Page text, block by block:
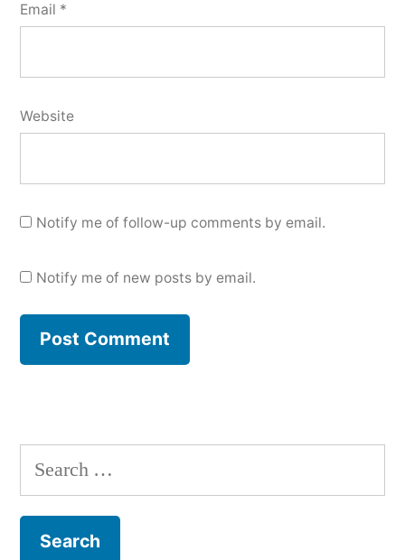
Email *
Website
Notify me of follow-up comments by email.
Notify me of new posts by email.
Search
for: